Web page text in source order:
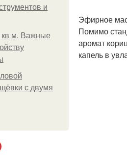
и
кв м. Важные
с двумя
Эфирное
Помимо
аромат
капель в